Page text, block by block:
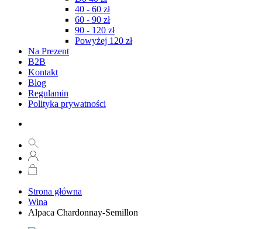
40 - 60 zł
60 - 90 zł
90 - 120 zł
Powyżej 120 zł
Na Prezent
B2B
Kontakt
Blog
Regulamin
Polityka prywatności
Strona główna
Wina
Alpaca Chardonnay-Semillon